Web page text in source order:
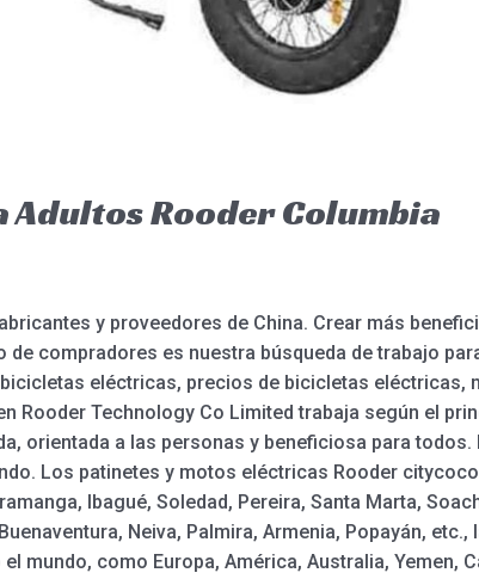
Rooder Columbia
y proveedores de China. Crear más
compradores es nuestra búsqueda de trabajo
eléctricas, precios de bicicletas eléctricas,
Rooder Technology Co Limited trabaja según el
orientada a las personas y beneficiosa para todos.
Los patinetes y motos eléctricas Rooder
Ibagué, Soledad, Pereira, Santa Marta,
Neiva, Palmira, Armenia, Popayán,
mundo, como Europa, América, Australia, Yemen,